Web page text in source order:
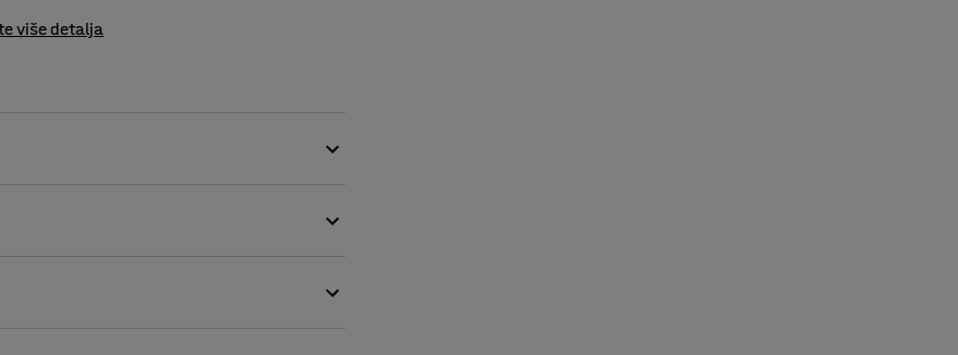
više detalja
do uredskih materijala ili drugih
za korištenje u predvorjima,